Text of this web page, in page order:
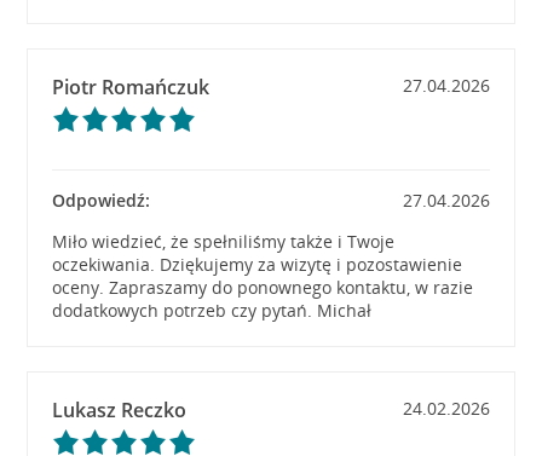
Piotr Romańczuk 27.04.2026
Odpowiedź:
27.04.2026
Miło wiedzieć, że spełniliśmy także i Twoje
oczekiwania. Dziękujemy za wizytę i pozostawienie
oceny. Zapraszamy do ponownego kontaktu, w razie
dodatkowych potrzeb czy pytań. Michał
Lukasz Reczko 24.02.2026